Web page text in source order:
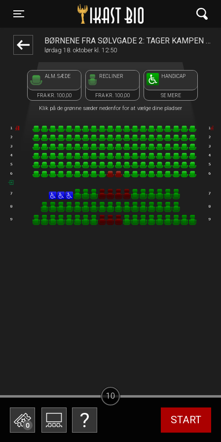
Toggle navigation
Ikast Bio
BØRNENE FRA SØLVGADE 2: TAGER KAMPEN OP
lørdag 18. oktober kl. 12:50
ALM. SÆDE
FRA KR. 100,00
RECLINER
FRA KR. 100,00
HANDICAP
SE MERE
Klik på de grønne sæder nedenfor for at vælge dine pladser
0 START
10
1step-front02 123112